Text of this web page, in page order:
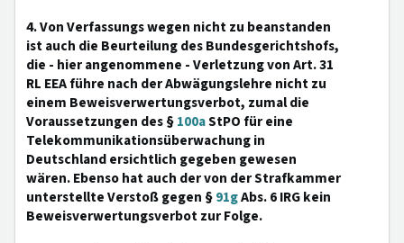
4. Von Verfassungs wegen nicht zu beanstanden
ist auch die Beurteilung des Bundesgerichtshofs,
die - hier angenommene - Verletzung von Art. 31
RL EEA führe nach der Abwägungslehre nicht zu
einem Beweisverwertungsverbot, zumal die
Voraussetzungen des §100aStPO für eine
Telekommunikationsüberwachung in
Deutschland ersichtlich gegeben gewesen
wären. Ebenso hat auch der von der Strafkammer
unterstellte Verstoß gegen §91gAbs. 6 IRG kein
Beweisverwertungsverbot zur Folge.